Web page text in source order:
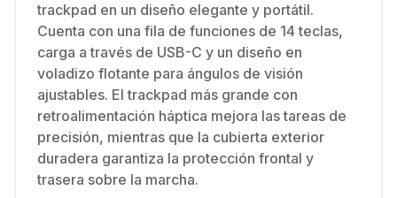
trackpad en un diseño elegante y portátil.
Cuenta con una fila de funciones de 14 teclas,
carga a través de USB-C y un diseño en
voladizo flotante para ángulos de visión
ajustables. El trackpad más grande con
retroalimentación háptica mejora las tareas de
precisión, mientras que la cubierta exterior
duradera garantiza la protección frontal y
trasera sobre la marcha.